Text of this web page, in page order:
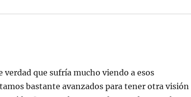
verdad que sufría mucho viendo a esos
bastante avanzados para tener otra visión